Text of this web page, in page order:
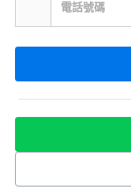
電話號碼